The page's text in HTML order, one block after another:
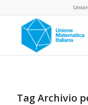
Tag Archivio